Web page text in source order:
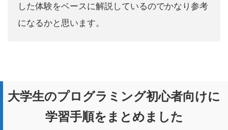
した体験をベースに解説しているのでかなり参考
になるかと思います。
大学生のプログラミング初心者向けに
学習手順をまとめました